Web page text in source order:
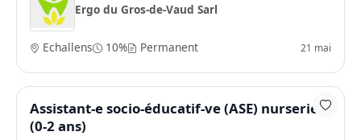
Ergo du Gros-de-Vaud Sarl
Echallens 10% Permanent 21 mai
Assistant-e socio-éducatif-ve (ASE) nurserie
(0-2 ans)